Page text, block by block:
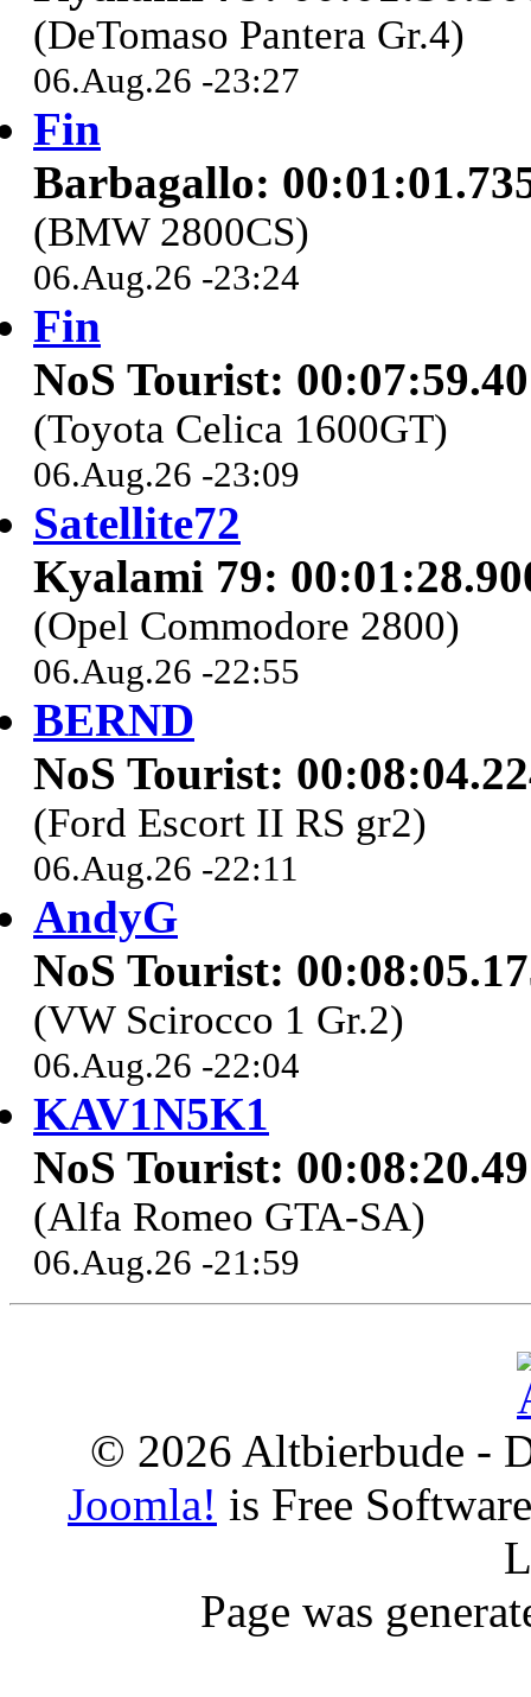
(DeTomaso Pantera Gr.4)
06.Aug.26 -23:27
Fin
Barbagallo:
(BMW 2800CS)
06.Aug.26 -23:24
Fin
NoS Tourist:
(Toyota Celica 1600GT)
06.Aug.26 -23:09
Satellite72
Kyalami 79:
(Opel Commodore 2800)
06.Aug.26 -22:55
BERND
NoS Tourist:
(Ford Escort II RS gr2)
06.Aug.26 -22:11
AndyG
NoS Tourist:
(VW Scirocco 1 Gr.2)
06.Aug.26 -22:04
KAV1N5K1
NoS Tourist:
(Alfa Romeo GTA-SA)
06.Aug.26 -21:59
© 2026 Altbierbude -
Joomla! is Free
Page was